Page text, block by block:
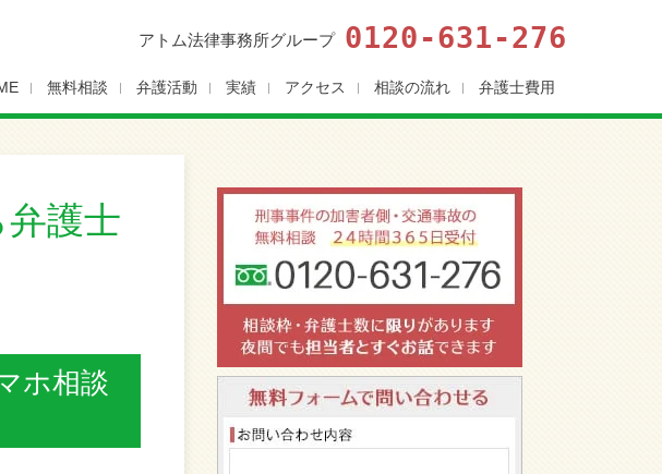
アトム法律事務所グループ 0120-631-276
無料相談 弁護活動 実績 アクセス 相談の流れ 弁護士費用
護士
ホ相談